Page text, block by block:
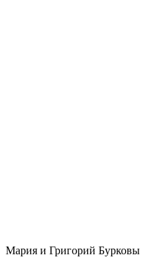
Мария и Григорий Бурковы